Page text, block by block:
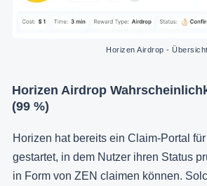
Horizen Airdrop - Übersicht
Horizen Airdrop
(99 %)
Horizen hat bereits ein Claim-Portal
gestartet, in dem Nutzer ihren Status
in Form von ZEN claimen können.